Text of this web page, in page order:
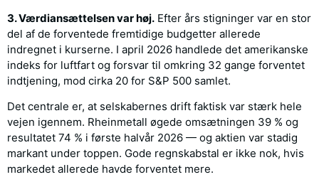
3. Værdiansættelsen var høj. Efter års stigninger var en stor
del af de forventede fremtidige budgetter allerede
indregnet i kurserne. I april 2026 handlede det amerikanske
indeks for luftfart og forsvar til omkring 32 gange forventet
indtjening, mod cirka 20 for S&P 500 samlet.
Det centrale er, at selskabernes drift faktisk var stærk hele
vejen igennem. Rheinmetall øgede omsætningen 39 % og
resultatet 74 % i første halvår 2026 — og aktien var stadig
markant under toppen. Gode regnskabstal er ikke nok, hvis
markedet allerede havde forventet mere.